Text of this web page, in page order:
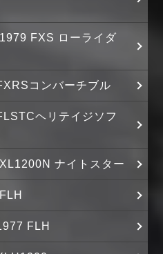
FXS ローライダ
コンバーチブル
ヘリテイジソフ
ナイトスター
FLH